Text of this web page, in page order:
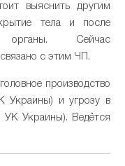
выяснить другим
тела и после
органы. Сейчас
с этим ЧП.
производство
Украины) и угрозу в
УК Украины). Ведётся